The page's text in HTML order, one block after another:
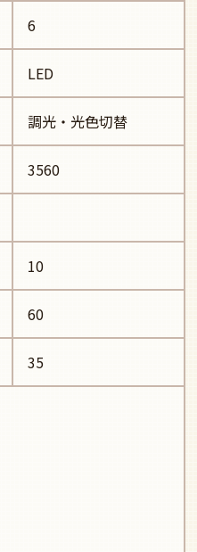
6
LED
調光・光色切替
3560
10
60
35